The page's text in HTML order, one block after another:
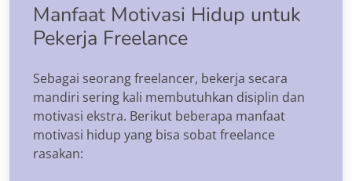
Manfaat Motivasi Hidup untuk
Pekerja Freelance
Sebagai seorang freelancer, bekerja secara
mandiri sering kali membutuhkan disiplin dan
motivasi ekstra. Berikut beberapa manfaat
motivasi hidup yang bisa sobat freelance
rasakan: